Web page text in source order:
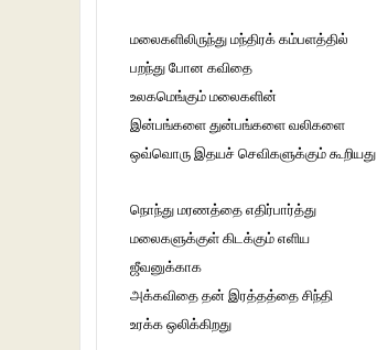
மலைகளிலிருந்து மந்திரக் கம்பளத்தில்
பறந்து போன கவிதை
உலகமெங்கும் மலைகளின்
இன்பங்களை துன்பங்களை வலிகளை
ஒவ்வொரு இதயச் செவிகளுக்கும் கூறியது
நொந்து மரணத்தை எதிர்பார்த்து
மலைகளுக்குள் கிடக்கும் எளிய
ஜீவனுக்காக
அக்கவிதை தன் இரத்தத்தை சிந்தி
உரக்க ஒலிக்கிறது